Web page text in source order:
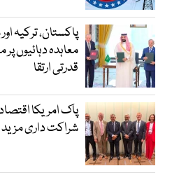
پاکستان، ترکیہ
معاہدہ دہائیوں
قدرتی ارتقا
پاک امریکا
شراکت داری مزید